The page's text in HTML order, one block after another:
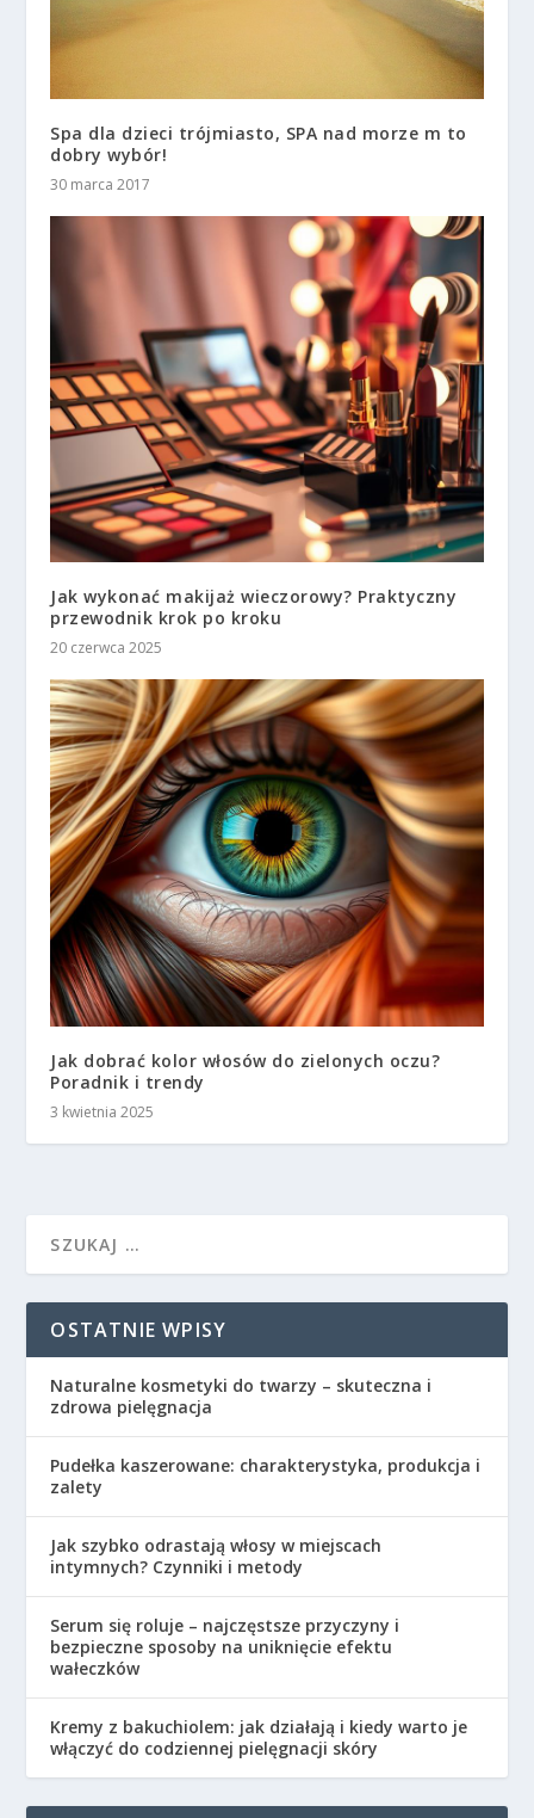
Spa dla dzieci trójmiasto, SPA nad morze m to
dobry wybór!
30 marca 2017
Jak wykonać makijaż wieczorowy? Praktyczny
przewodnik krok po kroku
20 czerwca 2025
Jak dobrać kolor włosów do zielonych oczu?
Poradnik i trendy
3 kwietnia 2025
OSTATNIE WPISY
Naturalne kosmetyki do twarzy – skuteczna i
zdrowa pielęgnacja
Pudełka kaszerowane: charakterystyka, produkcja i
zalety
Jak szybko odrastają włosy w miejscach
intymnych? Czynniki i metody
Serum się roluje – najczęstsze przyczyny i
bezpieczne sposoby na uniknięcie efektu
wałeczków
Kremy z bakuchiolem: jak działają i kiedy warto je
włączyć do codziennej pielęgnacji skóry